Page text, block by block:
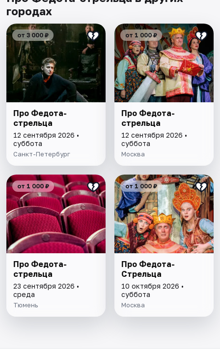
городах
от 3 000 ₽
Про Федота-
стрельца
12 сентября 2026 •
суббота
Санкт-Петербург
от 1 000 ₽
Про Федота-
стрельца
12 сентября 2026 •
суббота
Москва
от 1 000 ₽
Про Федота-
стрельца
23 сентября 2026 •
среда
Тюмень
от 1 000 ₽
Про Федота-
Стрельца
10 октября 2026 •
суббота
Москва